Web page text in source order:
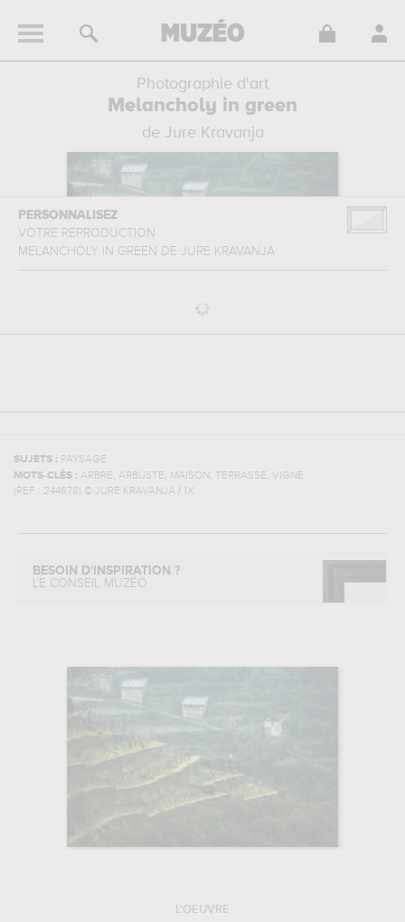
Photographie d'art
Melancholy in green
de Jure Kravanja
PERSONNALISEZ
VOTRE REPRODUCTION
MELANCHOLY IN GREEN DE JURE KRAVANJA
SUJETS : PAYSAGE
MOTS-CLÉS : ARBRE, ARBUSTE, MAISON , TERRASSE, VIGNE
(REF : 244678) © JURE KRAVANJA / 1X
BESOIN D'INSPIRATION ?
LE CONSEIL MUZÉO
L'OEUVRE